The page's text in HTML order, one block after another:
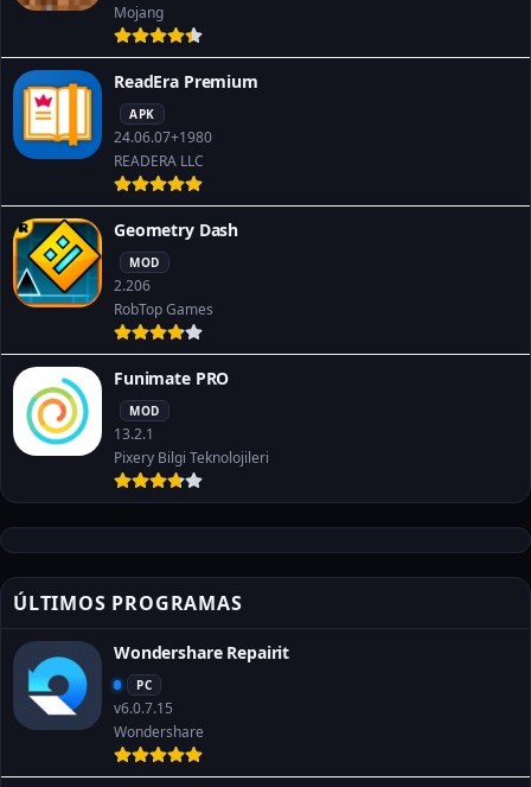
Mojang
ReadEra Premium
APK
24.06.07+1980
READERA LLC
Geometry Dash
MOD
2.206
RobTop Games
Funimate PRO
MOD
13.2.1
Pixery Bilgi Teknolojileri
ÚLTIMOS PROGRAMAS
Wondershare Repairit
PC
v6.0.7.15
Wondershare